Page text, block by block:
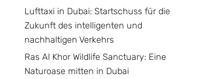
Lufttaxi in Dubai: Startschuss für die
Zukunft des intelligenten und
nachhaltigen Verkehrs
Ras Al Khor Wildlife Sanctuary: Eine
Naturoase mitten in Dubai